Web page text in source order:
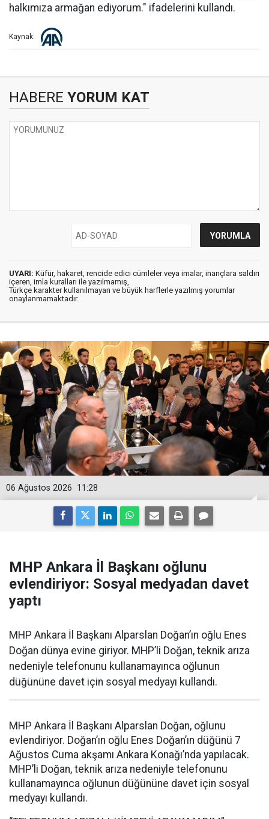
halkımıza armağan ediyorum." ifadelerini kullandı.
Kaynak:
HABERE YORUM KAT
UYARI: Küfür, hakaret, rencide edici cümleler veya imalar, inançlara saldırı
içeren, imla kuralları ile yazılmamış,
Türkçe karakter kullanılmayan ve büyük harflerle yazılmış yorumlar
onaylanmamaktadır.
11:28
06 Ağustos 2026
MHP Ankara İl Başkanı oğlunu
evlendiriyor: Sosyal medyadan davet
yaptı
MHP Ankara İl Başkanı Alparslan Doğan’ın oğlu Enes
Doğan dünya evine giriyor. MHP’li Doğan, teknik arıza
nedeniyle telefonunu kullanamayınca oğlunun
düğününe davet için sosyal medyayı kullandı.
MHP Ankara İl Başkanı Alparslan Doğan, oğlunu
evlendiriyor. Doğan’ın oğlu Enes Doğan’ın düğünü 7
Ağustos Cuma akşamı Ankara Konağı’nda yapılacak.
MHP’li Doğan, teknik arıza nedeniyle telefonunu
kullanamayınca oğlunun düğününe davet için sosyal
medyayı kullandı.